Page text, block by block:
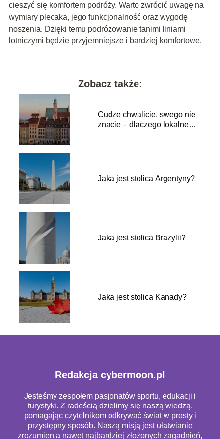
cieszyć się komfortem podróży. Warto zwrócić uwagę na
wymiary plecaka, jego funkcjonalność oraz wygodę
noszenia. Dzięki temu podróżowanie tanimi liniami
lotniczymi będzie przyjemniejsze i bardziej komfortowe.
Zobacz także:
Cudze chwalicie, swego nie
znacie – dlaczego lokalne
Jaka jest stolica Argentyny?
Jaka jest stolica Brazylii?
Jaka jest stolica Kanady?
Redakcja cybermoon.pl
Jesteśmy zespołem pasjonatów sportu, edukacji i
turystyki. Z radością dzielimy się naszą wiedzą,
pomagając czytelnikom odkrywać świat w prosty i
przystępny sposób. Naszą misją jest ułatwianie
zrozumienia nawet najbardziej złożonych zagadnień,